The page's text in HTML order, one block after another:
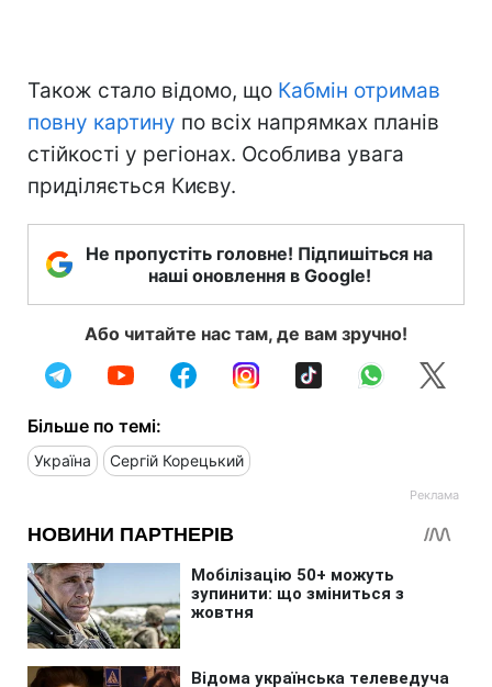
Також стало відомо, що Кабмін отримав
повну картину по всіх напрямках планів
стійкості у регіонах. Особлива увага
приділяється Києву.
Не пропустіть головне! Підпишіться на
наші оновлення в Google!
Або читайте нас там, де вам зручно!
Більше по темі:
Україна Сергій Корецький